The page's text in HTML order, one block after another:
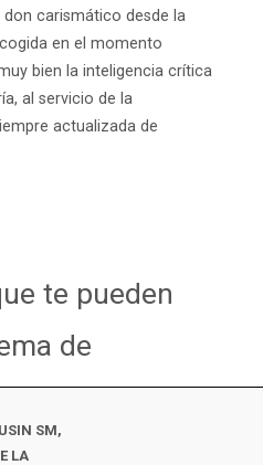
carismático desde la
en el momento
bien la inteligencia crítica
al servicio de la
actualizada de
te pueden
de
SM,
LA